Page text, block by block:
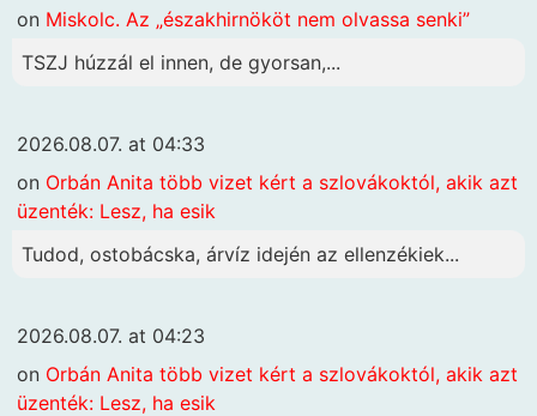
on Miskolc. Az „északhirnököt nem olvassa senki”
TSZJ húzzál el innen, de gyorsan,...
2026.08.07. at 04:33
on Orbán Anita több vizet kért a szlovákoktól, akik azt
üzenték: Lesz, ha esik
Tudod, ostobácska, árvíz idején az ellenzékiek...
2026.08.07. at 04:23
on Orbán Anita több vizet kért a szlovákoktól, akik azt
üzenték: Lesz, ha esik